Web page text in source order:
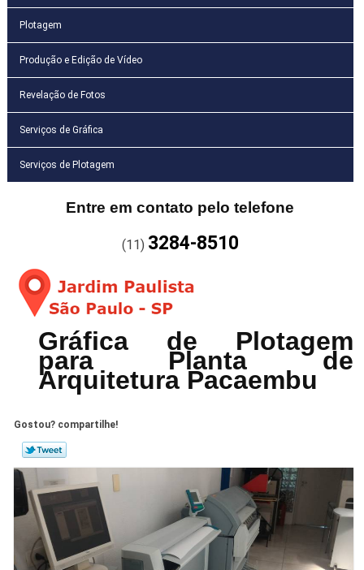
Plotagem
Produção e Edição de Vídeo
Revelação de Fotos
Serviços de Gráfica
Serviços de Plotagem
Entre em contato pelo telefone
(11) 3284-8510
Gráfica de Plotagem
para Planta de
Arquitetura Pacaembu
Gostou? compartilhe!